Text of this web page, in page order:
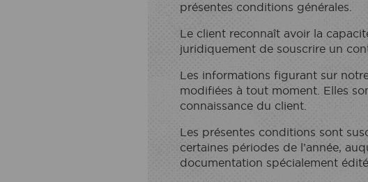
présentes conditions générales.
Le client reconnaît avoir la
juridiquement de souscrire un
Les informations figurant sur
modifiées à tout moment. Elles
connaissance du client.
Les présentes conditions sont
certaines périodes de l’année,
documentation spécialement